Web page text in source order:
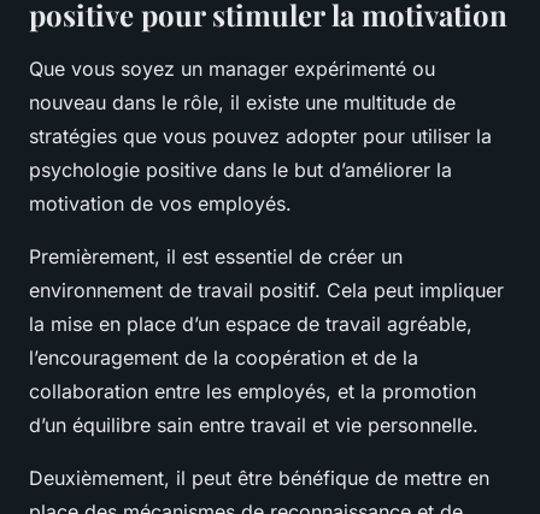
positive pour stimuler la motivation
Que vous soyez un manager expérimenté ou
nouveau dans le rôle, il existe une multitude de
stratégies que vous pouvez adopter pour utiliser la
psychologie positive dans le but d’améliorer la
motivation de vos employés.
Premièrement, il est essentiel de créer un
environnement de travail positif. Cela peut impliquer
la mise en place d’un espace de travail agréable,
l’encouragement de la coopération et de la
collaboration entre les employés, et la promotion
d’un équilibre sain entre travail et vie personnelle.
Deuxièmement, il peut être bénéfique de mettre en